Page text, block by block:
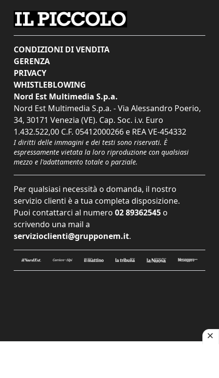
CONDIZIONI DI VENDITA
GERENZA
PRIVACY
WHISTLEBLOWING
Nord Est Multimedia S.p.a.
Nord Est Multimedia S.p.a. - Via Alessandro Poerio,
34, 30171 Venezia (VE). Cap. Soc. i.v. Euro
1.432.522,00 C.F. 05412000266 e REA VE-454332
I diritti delle immagini e dei testi sono riservati. È
espressamente vietata la loro riproduzione con qualsiasi
mezzo e l'adattamento totale o parziale.
Per qualsiasi necessità o domanda, il nostro
servizio clienti è a tua completa disposizione.
Puoi contattarci al numero 02 89362545 o
scrivendo una mail a
servizioclienti@grupponem.it.